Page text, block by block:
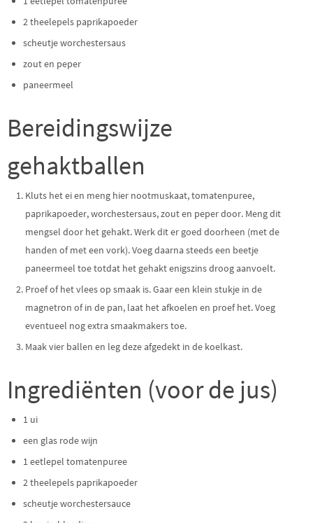
2 theelepels paprikapoeder
scheutje worchestersaus
zout en peper
paneermeel
Bereidingswijze
gehaktballen
Kluts het ei en meng hier nootmuskaat, tomatenpuree,
paprikapoeder, worchestersaus, zout en peper door. Meng dit
mengsel door het gehakt. Werk dit er goed doorheen (met de
handen of met een vork). Voeg daarna steeds een beetje
paneermeel toe totdat het gehakt enigszins droog aanvoelt.
Proef of het vlees op smaak is. Gaar een klein stukje in de
magnetron of in de pan, laat het afkoelen en proef het. Voeg
eventueel nog extra smaakmakers toe.
Maak vier ballen en leg deze afgedekt in de koelkast.
Ingrediënten (voor de jus)
1 ui
een glas rode wijn
1 eetlepel tomatenpuree
2 theelepels paprikapoeder
scheutje worchestersauce